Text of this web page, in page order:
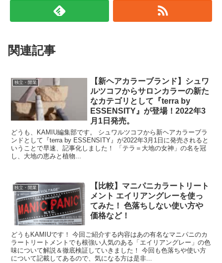
関連記事
独立・開業
【新ヘアカラーブランド】シュワ
ルツコフからサロンカラーの新た
なカテゴリとして『terra by
ESSENSITY』が登場！2022年3
月1日発売。
どうも、KAMIU編集部です。 シュワルツコフから新ヘアカラーブラ
ンドとして『terra by ESSENSITY』が2022年3月1日に発売されると
いうことで早速、記事化しました！ 「テラ＝大地の女神」の名を冠
し、大地の恵みと植物...
独立・開業
【比較】マニパニカラートリート
メント エイリアングレーを使っ
てみた！ 色落ちしない使い方や
価格など！
どうもKAMIUです！ 今回ご紹介する内容はあの有名なマニパニのカ
ラートリートメントでも根強い人気のある「エイリアングレー」の色
味について解説＆徹底検証していきました！ 今回も色落ちや使い方
について記載してあるので、気になる方は是非...